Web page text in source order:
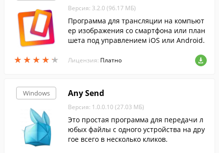
★ ★ ★ ★ ★
★ ★ ★ ★ ★
Версия: 3.2.0 (96.17 МБ)
Программа для трансляции на компьют
ер изображения со смартфона или план
шета под управлением iOS или Android.
Лицензия: Платно
Windows Any Send
Версия: 1.0.0.10 (27.03 МБ)
Это простая программа для передачи л
юбых файлы с одного устройства на дру
гое всего в несколько кликов.